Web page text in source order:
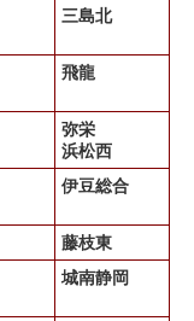
三島北
飛龍
弥栄
浜松西
伊豆総合
藤枝東
城南静岡